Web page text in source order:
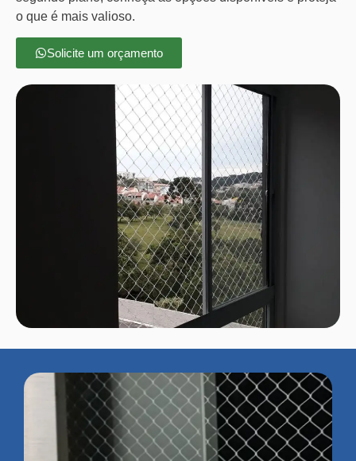
o que é mais valioso.
Solicite um orçamento